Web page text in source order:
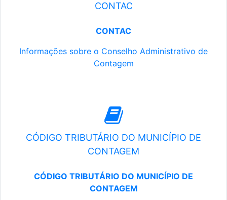
CONTAC
CONTAC
Informações sobre o Conselho Administrativo de
Contagem
CÓDIGO TRIBUTÁRIO DO MUNICÍPIO DE
CONTAGEM
CÓDIGO TRIBUTÁRIO DO MUNICÍPIO DE
CONTAGEM